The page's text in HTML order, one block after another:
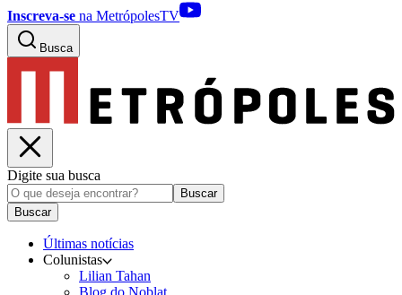
Inscreva-se na MetrópolesTV
Busca
Digite sua busca
Buscar
Buscar
Últimas notícias
Colunistas
Lilian Tahan
Blog do Noblat